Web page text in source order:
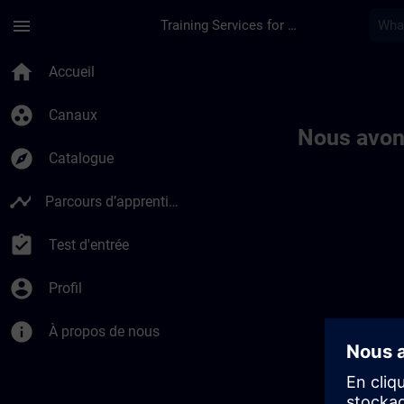
menu Training Services for Digital Industries
home Accueil
group_work Canaux
explore Catalogue
timeline Parcours d’apprentissage
assignment_turned_in Test d'entrée
account_circle Profil
info À propos de nous
Nous